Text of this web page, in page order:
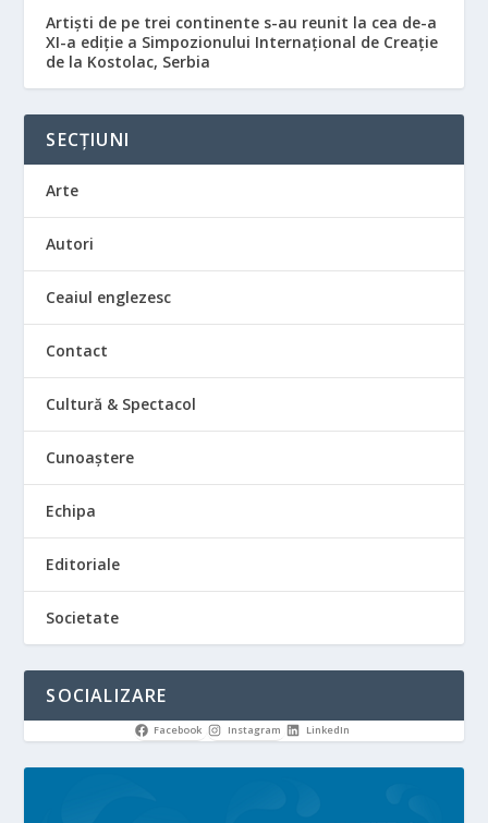
Artiști de pe trei continente s-au reunit la cea de-a
XI-a ediție a Simpozionului Internațional de Creație
de la Kostolac, Serbia
SECȚIUNI
Arte
Autori
Ceaiul englezesc
Contact
Cultură & Spectacol
Cunoaștere
Echipa
Editoriale
Societate
SOCIALIZARE
Facebook Instagram LinkedIn